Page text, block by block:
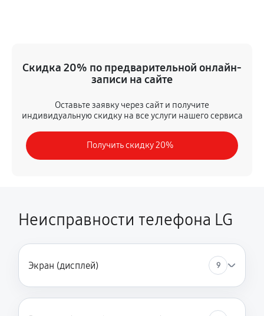
450 руб 60 минут
Замена разъема питания
790 руб 45 минут
Комплексная чистка
500 руб 30 минут
Скидка 20% по предварительной онлайн-
записи на сайте
Оставьте заявку через сайт и получите
индивидуальную скидку на все услуги нашего сервиса
Получить скидку 20%
Неисправности телефона LG
Экран (дисплей) 9